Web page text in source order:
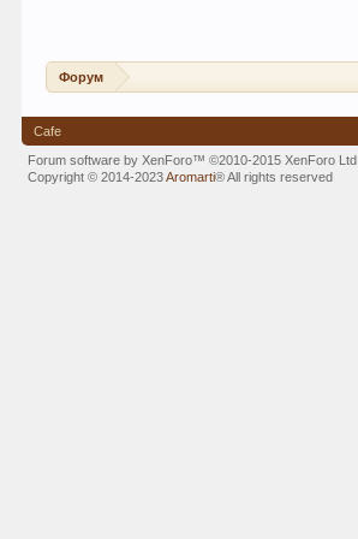
Форум
Cafe
Forum software by XenForo™©2010-2015 XenForo Ltd.
Copyright © 2014-2023Aromarti®All rights reserved